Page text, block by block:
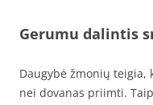
Gerumu dalintis
Daugybė žmonių teigia,
nei dovanas priimti.